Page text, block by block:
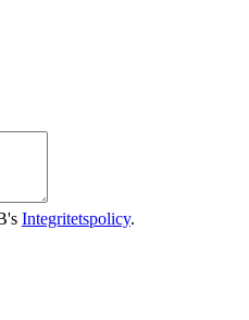
Integritetspolicy.